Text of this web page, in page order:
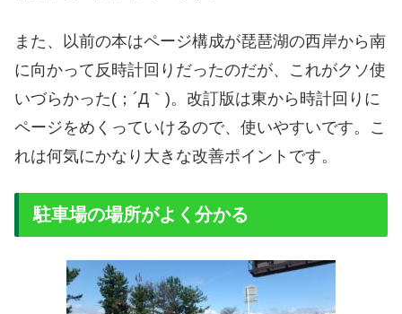
また、以前の本はページ構成が琵琶湖の西岸から南
に向かって反時計回りだったのだが、これがクソ使
いづらかった(；´Д｀)。改訂版は東から時計回りに
ページをめくっていけるので、使いやすいです。こ
れは何気にかなり大きな改善ポイントです。
駐車場の場所がよく分かる